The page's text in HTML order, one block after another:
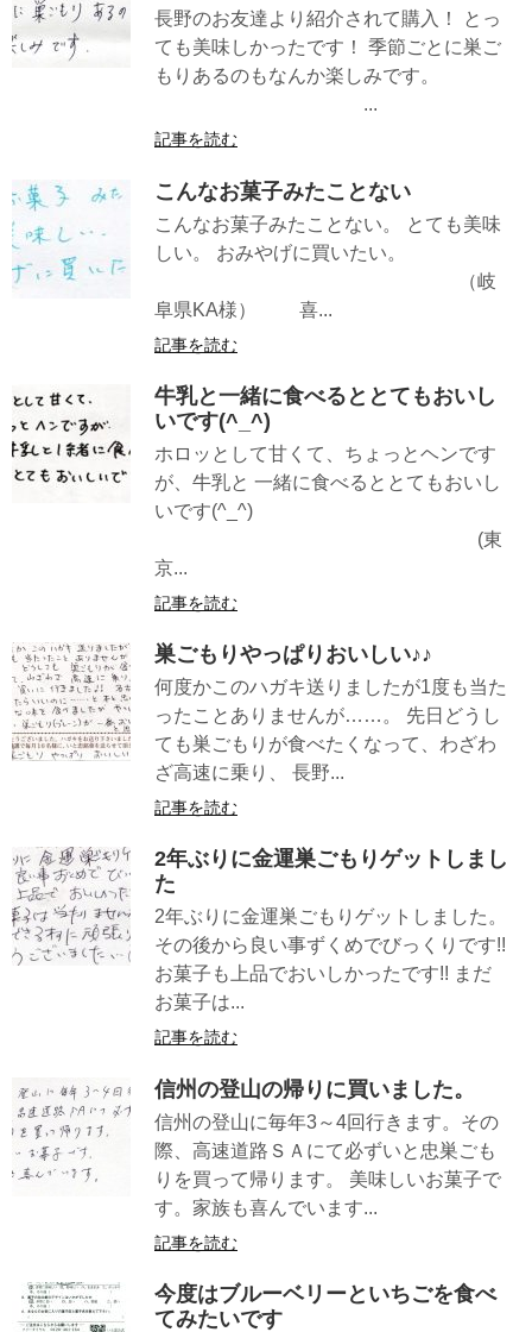
長野のお友達より紹介されて購入！ とっ
ても美味しかったです！ 季節ごとに巣ご
もりあるのもなんか楽しみです。
...
記事を読む
こんなお菓子みたことない
こんなお菓子みたことない。 とても美味
しい。 おみやげに買いたい。
（岐
阜県KA様） 喜...
記事を読む
牛乳と一緒に食べるととてもおいし
いです(^_^)
ホロッとして甘くて、ちょっとヘンです
が、牛乳と 一緒に食べるととてもおいし
いです(^_^)
(東
京...
記事を読む
巣ごもりやっぱりおいしい♪♪
何度かこのハガキ送りましたが1度も当た
ったことありませんが……。 先日どうし
ても巣ごもりが食べたくなって、わざわ
ざ高速に乗り、 長野...
記事を読む
2年ぶりに金運巣ごもりゲットしまし
た
2年ぶりに金運巣ごもりゲットしました。
その後から良い事ずくめでびっくりです!!
お菓子も上品でおいしかったです!! まだ
お菓子は...
記事を読む
信州の登山の帰りに買いました。
信州の登山に毎年3～4回行きます。その
際、高速道路ＳＡにて必ずいと忠巣ごも
りを買って帰ります。 美味しいお菓子で
す。家族も喜んでいます...
記事を読む
今度はブルーベリーといちごを食べ
てみたいです